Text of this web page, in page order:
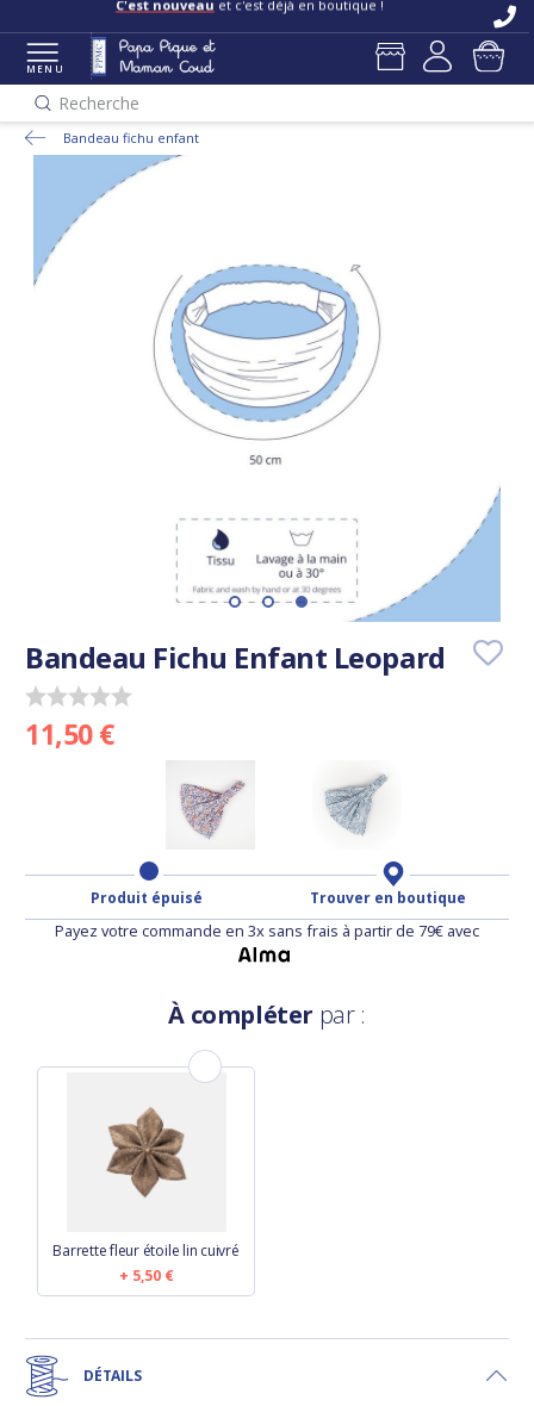
C'est nouveau et c'est déjà en boutique !
MENU
Recherche
Bandeau fichu enfant
Bandeau Fichu Enfant Leopard
11,50 €
Produit épuisé Trouver en boutique
Payez votre commande en 3x sans frais à partir de 79€ avec
À compléter par :
Barrette fleur étoile lin cuivré
5,50 €
DÉTAILS